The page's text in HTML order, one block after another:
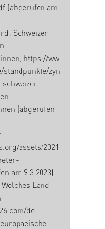
(abgerufen am
Schweizer
https://ww
standpunkte/zyn
(abgerufen
assets/2021
am 9.3.2023)
Land
de-